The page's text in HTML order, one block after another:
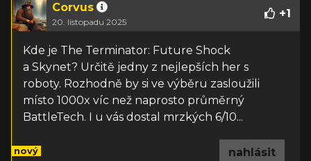
Corvus
20. listopadu 2025
+1
Kde je The Terminator: Future Shock
a Skynet? Určitě jedny z nejlepších her s
roboty. Rozhodně by si ve výběru zasloužili
místo 1000x víc než naprosto průměrný
BattleTech. I u vás dostal mrzkých 6/10...
nový nahlásit